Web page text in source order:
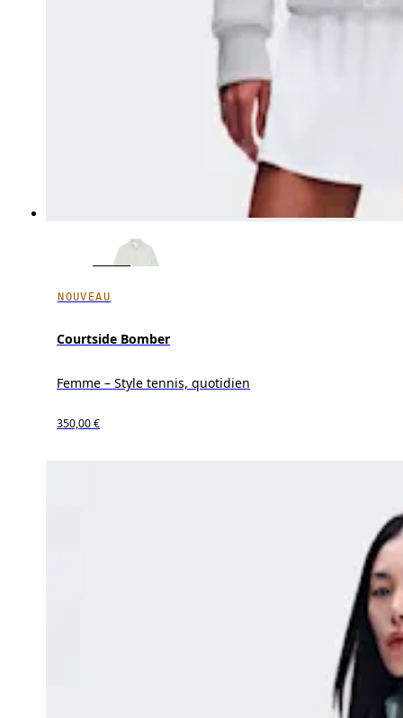
NOUVEAU
Courtside Bomber
Femme – Style tennis, quotidien
350,00 €